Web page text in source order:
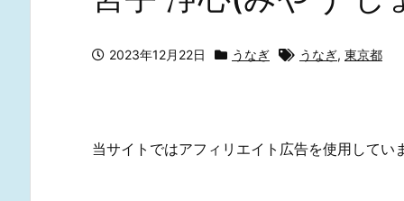
2023年12月22日 うなぎ うなぎ, 東京都
当サイトではアフィリエイト広告を使用してい